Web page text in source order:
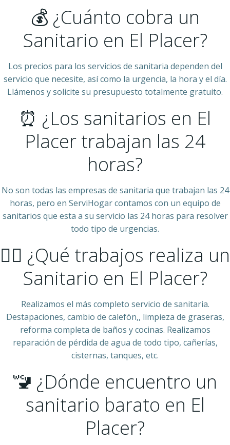
💰 ¿Cuánto cobra un
Sanitario en El Placer?
Los precios para los servicios de sanitaria dependen del
servicio que necesite, así como la urgencia, la hora y el día.
Llámenos y solicite su presupuesto totalmente gratuito.
⏰ ¿Los sanitarios en El
Placer trabajan las 24
horas?
No son todas las empresas de sanitaria que trabajan las 24
horas, pero en ServiHogar contamos con un equipo de
sanitarios que esta a su servicio las 24 horas para resolver
todo tipo de urgencias.
👷‍♂️ ¿Qué trabajos realiza un
Sanitario en El Placer?
Realizamos el más completo servicio de sanitaria.
Destapaciones, cambio de calefón,, limpieza de graseras,
reforma completa de baños y cocinas. Realizamos
reparación de pérdida de agua de todo tipo, cañerías,
cisternas, tanques, etc.
🚾 ¿Dónde encuentro un
sanitario barato en El
Placer?